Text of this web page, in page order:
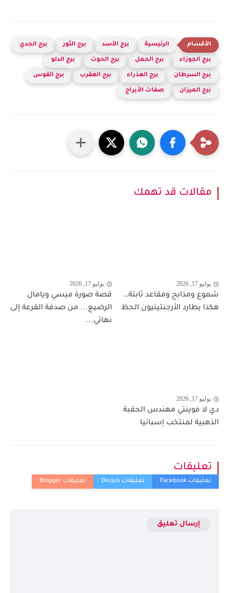
الرئيسية برج الأسد برج الثور برج الجدي
برج الجوزاء برج الحمل برج الحوت برج الدلو
برج السرطان برج العذراء برج العقرب برج القوس
برج الميزان صفات الأبراج
مقالات قد تهمك
يوليو 17, 2026
شموع ومذابح ومقاعد ثابتة…
هكذا يطارد الأرجنتينيون الحظ
يوليو 17, 2026
قصة صورة ميسي ويامال
الرضيع... من صدفة القرعة إلى
نهائي...
يوليو 17, 2026
دي لا فوينتي مهندس الحقبة
الذهبية لمنتخب إسبانيا
تعليقات
إرسال تعليق